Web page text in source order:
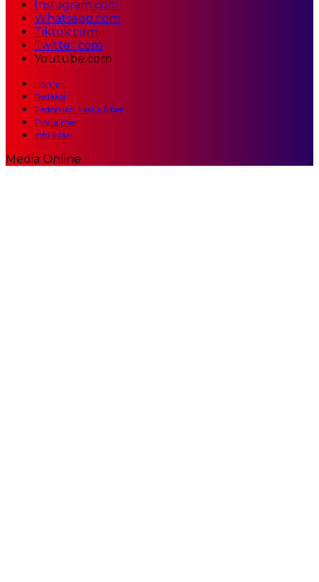
Instagram.com
Whatsapp.com
Tiktok.com
Twitter.com
Youtube.com
Home
Redaksi
Pedoman Media Siber
Disclaimer
Info Iklan
Media Online